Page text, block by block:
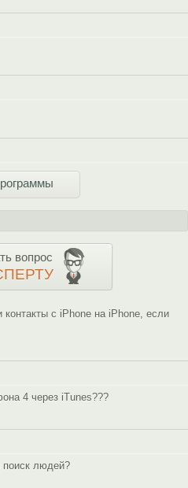
вопрос
контакты с iPhone на iPhone, если
4 через iTunes???
поиск людей?